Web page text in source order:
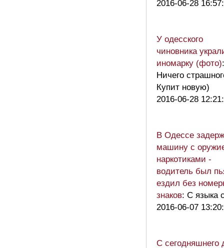
2016-06-28
У одесского
чиновника
иномарку (фото):
Ничего
Купит новую)
2016-06-28
В Одессе
машину с
наркотиками -
водитель был
ездил без
знаков: С языка
2016-06-07
С сегодняшнего